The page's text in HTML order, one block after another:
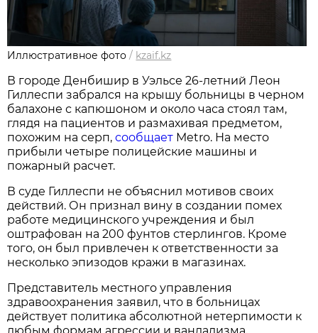
Иллюстративное фото / kzaif.kz
В городе Денбишир в Уэльсе 26-летний Леон
Гиллеспи забрался на крышу больницы в черном
балахоне с капюшоном и около часа стоял там,
глядя на пациентов и размахивая предметом,
похожим на серп,сообщает Metro. На место
прибыли четыре полицейские машины и
пожарный расчет.
В суде Гиллеспи не объяснил мотивов своих
действий. Он признал вину в создании помех
работе медицинского учреждения и был
оштрафован на 200 фунтов стерлингов. Кроме
того, он был привлечен к ответственности за
несколько эпизодов кражи в магазинах.
Представитель местного управления
здравоохранения заявил, что в больницах
действует политика абсолютной нетерпимости к